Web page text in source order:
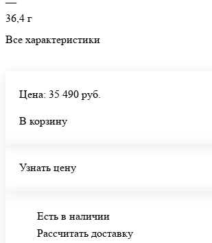
36,4 г
Все характеристики
Цена: 35 490 руб.
В корзину
Узнать цену
Есть в наличии
Рассчитать доставку